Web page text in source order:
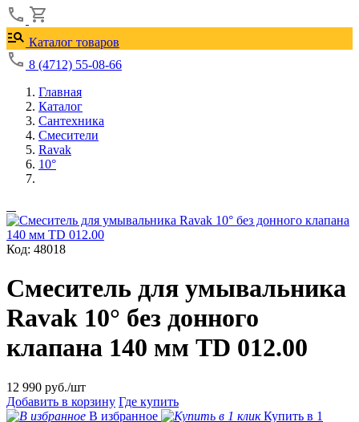
Каталог товаров
8 (4712) 55-08-66
Главная
Каталог
Сантехника
Смесители
Ravak
10°
Код: 48018
Смеситель для умывальника
Ravak 10° без донного
клапана 140 мм TD 012.00
12 990 руб./шт
Добавить в корзину Где купить
В избранное
Купить в 1